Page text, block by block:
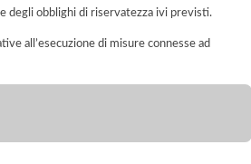
degli obblighi di riservatezza ivi previsti.
all’esecuzione di misure connesse ad